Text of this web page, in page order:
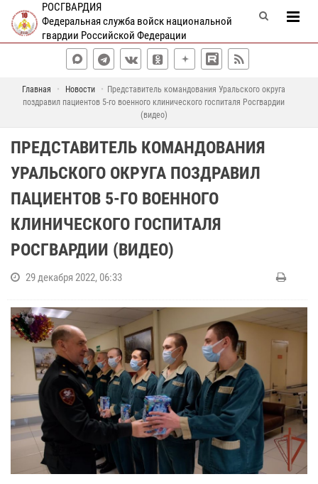
РОСГВАРДИЯ
Федеральная служба войск национальной
гвардии Российской Федерации
Главная Новости
Представитель командования Уральского округа
поздравил пациентов 5-го военного клинического госпиталя Росгвардии
(видео)
ПРЕДСТАВИТЕЛЬ КОМАНДОВАНИЯ
УРАЛЬСКОГО ОКРУГА ПОЗДРАВИЛ
ПАЦИЕНТОВ 5-ГО ВОЕННОГО
КЛИНИЧЕСКОГО ГОСПИТАЛЯ
РОСГВАРДИИ (ВИДЕО)
29 декабря 2022, 06:33